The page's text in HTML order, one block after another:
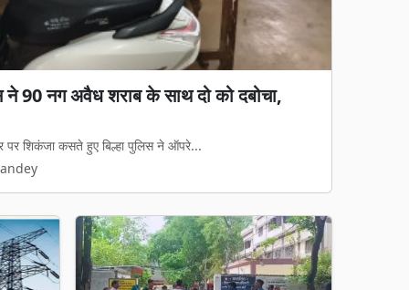
का आरोप: जेवी पर रोक, फिर भी 65%
की जल आपूर्ति और निर्माण परियोजना का...